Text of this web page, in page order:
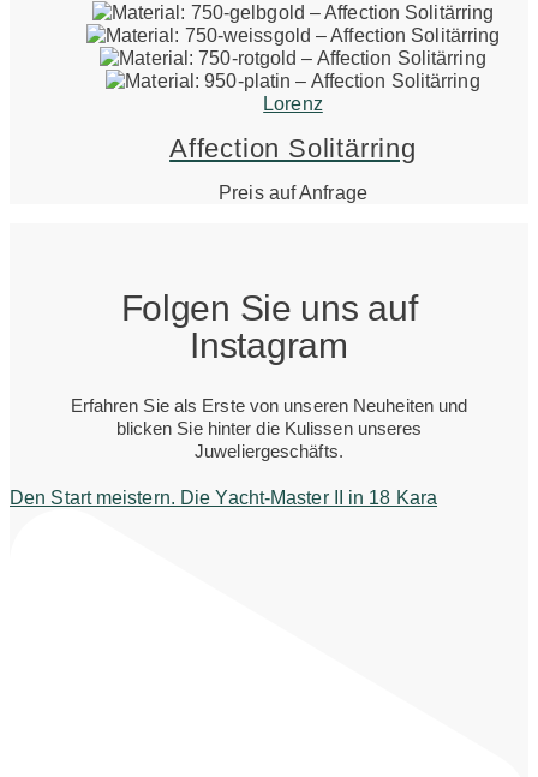
Lorenz
Affection Solitärring
Preis auf Anfrage
Folgen Sie uns auf
Instagram
Erfahren Sie als Erste von unseren Neuheiten und
blicken Sie hinter die Kulissen unseres
Juweliergeschäfts.
Den Start meistern. Die Yacht-Master II in 18 Kara